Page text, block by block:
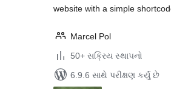
website with a simple
Marcel Pol
50+ સક્રિય સ્થાપનો
6.9.6 સાથે પરીક્ષણ કર્યું છે